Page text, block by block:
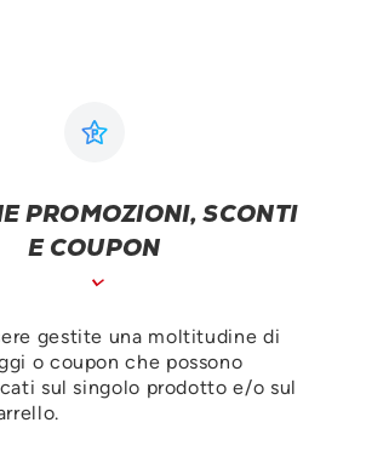
PROMOZIONI, SCONTI
E COUPON
gestite una moltitudine di
o coupon che possono
sul singolo prodotto e/o sul